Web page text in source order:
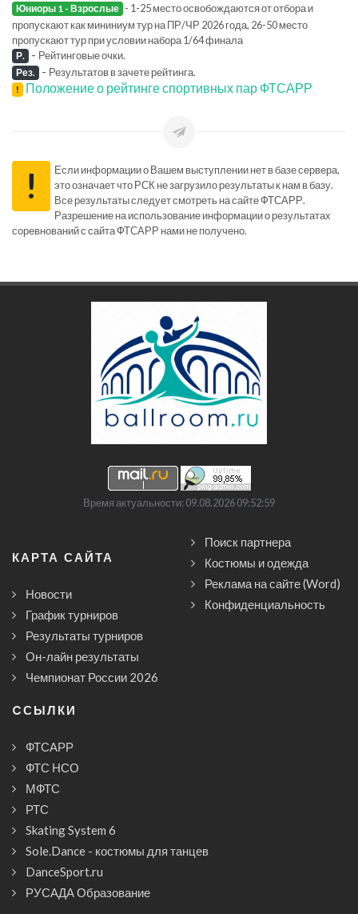
Юниоры 1 - Взрослые - 1-25 место освобождаются от отбора и
пропускают как мининиум тур на ПР/ЧР 2026 года, 26-50 место
пропускают тур при условии набора 1/64 финала
Р. - Рейтинговые очки.
Рез. - Результатов в зачете рейтинга.
! Положение о рейтинге спортивных пар ФТСАРР
!
Если информации о Вашем выступлении нет в базе сервера,
это означает что РСК не загрузило результаты к нам в базу.
Все результаты следует смотреть на сайте ФТСАРР.
Разрешение на использование информации о результатах
соревнований с сайта ФТСАРР нами не получено.
Время актуальности: 09.08.2026 09:52:59
КАРТА САЙТА
Новости
График турниров
Результаты турниров
Он-лайн результаты
Чемпионат России 2026
Поиск партнера
Костюмы и одежда
Реклама на сайте (Word)
Конфиденциальность
CСЫЛКИ
ФТСАРР
ФТС НСО
МФТС
РТС
Skating System 6
Sole.Dance - костюмы для танцев
DanceSport.ru
РУСАДА Образование